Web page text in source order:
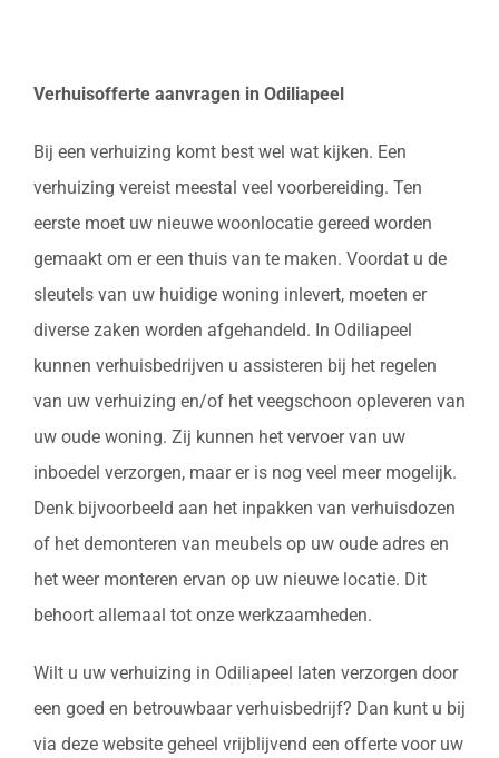
Verhuisofferte aanvragen in Odiliapeel
Bij een verhuizing komt best wel wat kijken. Een
verhuizing vereist meestal veel voorbereiding. Ten
eerste moet uw nieuwe woonlocatie gereed worden
gemaakt om er een thuis van te maken. Voordat u de
sleutels van uw huidige woning inlevert, moeten er
diverse zaken worden afgehandeld. In Odiliapeel
kunnen verhuisbedrijven u assisteren bij het regelen
van uw verhuizing en/of het veegschoon opleveren van
uw oude woning. Zij kunnen het vervoer van uw
inboedel verzorgen, maar er is nog veel meer mogelijk.
Denk bijvoorbeeld aan het inpakken van verhuisdozen
of het demonteren van meubels op uw oude adres en
het weer monteren ervan op uw nieuwe locatie. Dit
behoort allemaal tot onze werkzaamheden.
Wilt u uw verhuizing in Odiliapeel laten verzorgen door
een goed en betrouwbaar verhuisbedrijf? Dan kunt u bij
via deze website geheel vrijblijvend een offerte voor uw